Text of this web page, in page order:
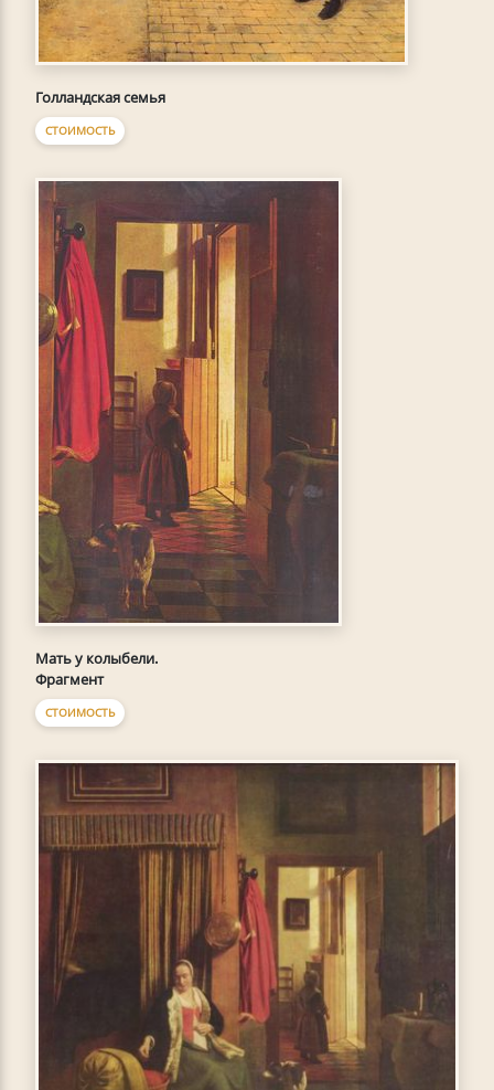
Голландская семья
СТОИМОСТЬ
Мать у колыбели.
Фрагмент
СТОИМОСТЬ